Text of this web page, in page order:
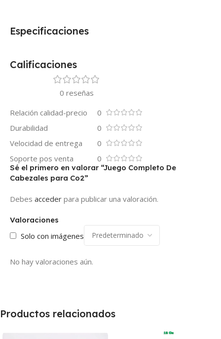
Especificaciones
Calificaciones
0 reseñas
Relación calidad-precio
0
Durabilidad
0
Velocidad de entrega
0
Soporte pos venta
0
Valoraciones
Solo con imágenes
No hay valoraciones aún.
Sé el primero en valorar “Juego Completo De
Cabezales para Co2”
Debes acceder para publicar una valoración.
Productos relacionados